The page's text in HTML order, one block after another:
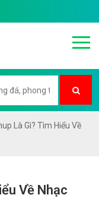
Là Gì? Tìm Hiểu Về
Về Nhạc